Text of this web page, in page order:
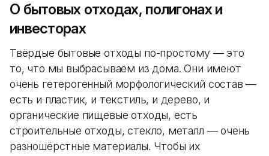
О бытовых отходах, полигонах и
инвесторах
Твёрдые бытовые отходы по-простому — это
то, что мы выбрасываем из дома. Они имеют
очень гетерогенный морфологический состав —
есть и пластик, и текстиль, и дерево, и
органические пищевые отходы, есть
строительные отходы, стекло, металл — очень
разношёрстные материалы. Чтобы их